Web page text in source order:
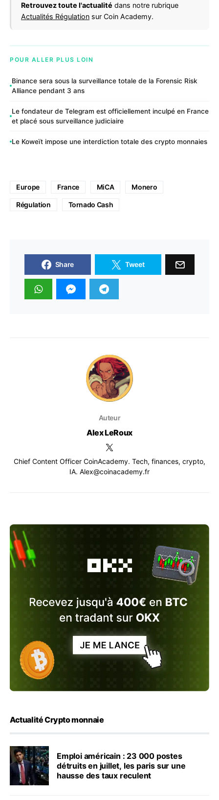
Retrouvez toute l'actualité dans notre rubrique
Actualités Régulation sur Coin Academy.
POUR ALLER PLUS LOIN
Binance sera sous la surveillance totale de la Forensic Risk
Alliance pendant 3 ans
Le fondateur de Telegram est officiellement inculpé en France
et placé sous surveillance judiciaire
Le Koweït impose une interdiction totale des crypto monnaies
Europe France MiCA Monero
Régulation Tornado Cash
Share Tweet
Auteur
Alex LeRoux
Chief Content Officer CoinAcademy. Tech, finances, crypto,
IA. Alex@coinacademy.fr
Actualité Crypto monnaie
Emploi américain : 23 000 postes
détruits en juillet, les paris sur une
hausse des taux reculent